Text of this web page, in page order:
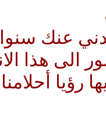
عنك
الى هذا
أحلامنا